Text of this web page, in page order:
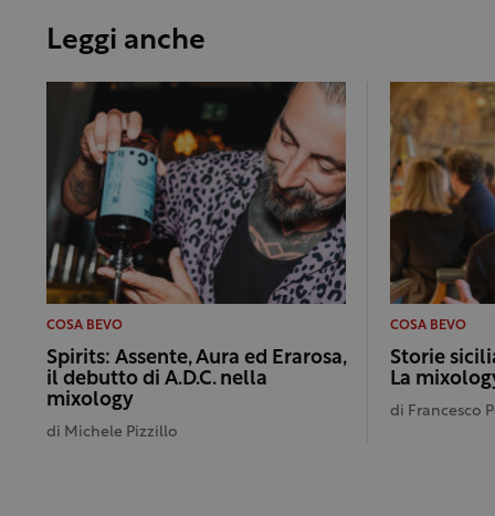
Leggi anche
COSA BEVO
Spirits: Assente, Aura ed Erarosa,
il debutto di A.D.C. nella
mixology
di Michele Pizzillo
COSA BEVO
Storie
La
di Francesco